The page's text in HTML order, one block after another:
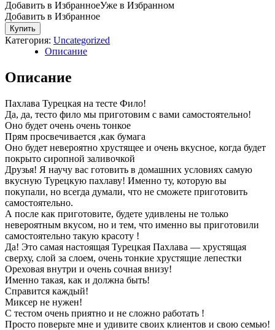
Добавить в ИзбранноеУже в Избранном
Добавить в Избранное
Количество
Пахлава
Турецкая
Тесте
Фило
Купить
Категория: Uncategorized
Описание
Описание
Пахлава Турецкая на тесте Фило!
Да, да, тесто фило мы приготовим с вами самостоятельно!
Оно будет очень очень тонкое
Прям просвечивается ,как бумага
Оно будет невероятно хрустящее и очень вкусное, когда будет
покрыто сиропной заливочкой
Друзья! Я научу вас готовить в домашних условиях самую
вкусную Турецкую пахлаву! Именно ту, которую вы
покупали, но всегда думали, что не сможете приготовить
самостоятельно.
А после как приготовите, будете удивлены не только
невероятным вкусом, но и тем, что именно вы приготовили
самостоятельно такую красоту !
Да! Это самая настоящая Турецкая Пахлава — хрустящая
сверху, слой за слоем, очень тонкие хрустящие лепестки
Ореховая внутри и очень сочная внизу!
Именно такая, как и должна быть!
Справится каждый!
Миксер не нужен!
С тестом очень приятно и не сложно работать !
Просто поверьте мне и удивите своих клиентов и свою семью!